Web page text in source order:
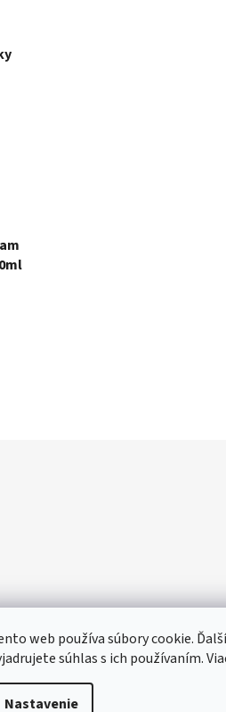
web používa súbory cookie.
súhlas s ich používaním.
Nastavenie